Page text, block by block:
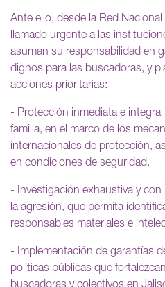
Ante ello, desde la Red
llamado urgente a las
asuman su responsabilidad en
dignos para las buscadoras, y
acciones prioritarias:
- Protección inmediata e
familia, en el marco de los
internacionales de protección,
en condiciones de seguridad.
- Investigación exhaustiva y
la agresión, que permita
responsables materiales e
- Implementación de garantías
políticas públicas que